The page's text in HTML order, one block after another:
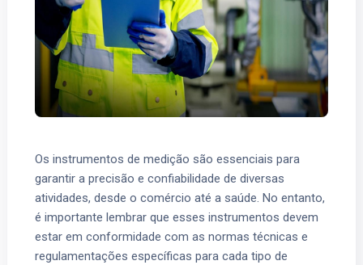
Os instrumentos de medição são essenciais para
garantir a precisão e confiabilidade de diversas
atividades, desde o comércio até a saúde. No entanto,
é importante lembrar que esses instrumentos devem
estar em conformidade com as normas técnicas e
regulamentações específicas para cada tipo de